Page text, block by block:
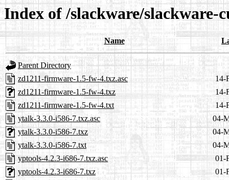
Index of /slackware/slackware-
Name
Parent Directory
zd1211-firmware-1.5-fw-4.txz.asc
14-
zd1211-firmware-1.5-fw-4.txz
14-
zd1211-firmware-1.5-fw-4.txt
14-
ytalk-3.3.0-i586-7.txz.asc
04-
ytalk-3.3.0-i586-7.txz
04-
ytalk-3.3.0-i586-7.txt
04-
yptools-4.2.3-i686-7.txz.asc
01-
yptools-4.2.3-i686-7.txz
01-